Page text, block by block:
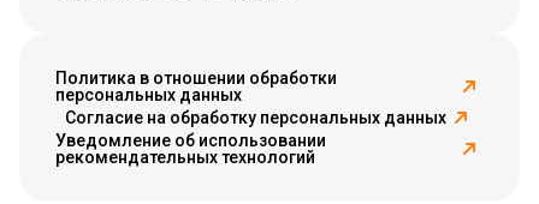
Политика в отношении обработки
персональных данных
Согласие на обработку персональных данных
Уведомление об использовании
рекомендательных технологий